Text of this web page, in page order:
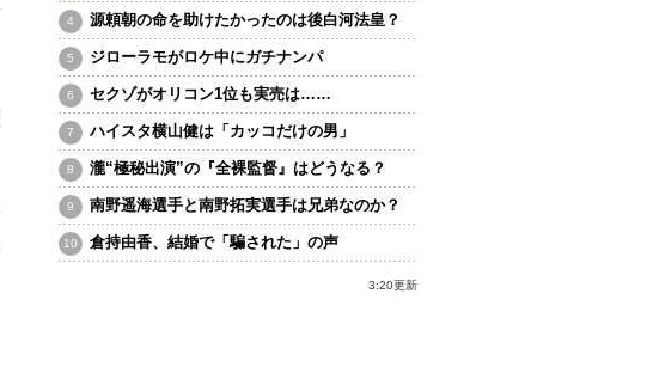
源頼朝の命を助けたかったのは後白河法皇？
ジローラモがロケ中にガチナンパ
セクゾがオリコン1位も実売は……
ハイスタ横山健は「カッコだけの男」
瀧“極秘出演”の『全裸監督』はどうなる？
南野遥海選手と南野拓実選手は兄弟なのか？
倉持由香、結婚で「騙された」の声
3:20更新